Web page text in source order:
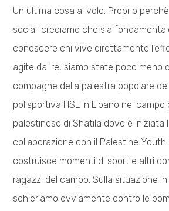
Un ultima cosa al volo. Proprio
sociali crediamo che sia
conoscere chi vive direttamente
agite dai re, siamo state poco meno
compagne della palestra popolare
polisportiva HSL in Libano nel campo
palestinese di Shatila dove è iniziata
collaborazione con il Palestine
costruisce momenti di sport e altri
ragazzi del campo. Sulla situazione
schieriamo ovviamente contro le